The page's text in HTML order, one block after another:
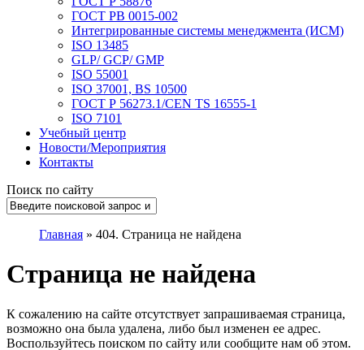
ГОСТ РВ 0015-002
Интегрированные системы менеджмента (ИСМ)
ISO 13485
GLP/ GCP/ GMP
ISO 55001
ISO 37001, BS 10500
ГОСТ Р 56273.1/CEN TS 16555-1
ISO 7101
Учебный центр
Новости/Мероприятия
Контакты
Поиск по сайту
Главная » 404. Страница не найдена
Страница не найдена
К сожалению на сайте отсутствует запрашиваемая страница,
возможно она была удалена, либо был изменен ее адрес.
Воспользуйтесь поиском по сайту или сообщите нам об этом.